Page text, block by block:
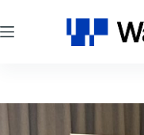
至
主